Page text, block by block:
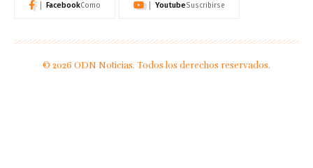
FacebookComo YoutubeSuscribirse
© 2026 ODN Noticias. Todos los derechos reservados.